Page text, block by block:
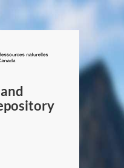
/
Canada